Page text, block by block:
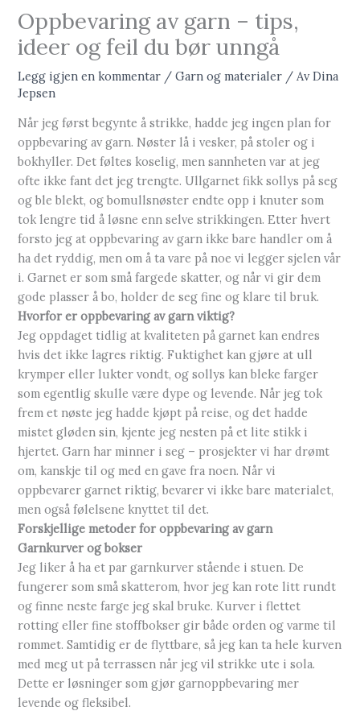
Oppbevaring av garn – tips,
ideer og feil du bør unngå
Legg igjen en kommentar /Garn og materialer / Av Dina
Jepsen
Når jeg først begynte å strikke, hadde jeg ingen plan for
oppbevaring av garn. Nøster lå i vesker, på stoler og i
bokhyller. Det føltes koselig, men sannheten var at jeg
ofte ikke fant det jeg trengte. Ullgarnet fikk sollys på seg
og ble blekt, og bomullsnøster endte opp i knuter som
tok lengre tid å løsne enn selve strikkingen. Etter hvert
forsto jeg at oppbevaring av garn ikke bare handler om å
ha det ryddig, men om å ta vare på noe vi legger sjelen vår
i. Garnet er som små fargede skatter, og når vi gir dem
gode plasser å bo, holder de seg fine og klare til bruk.
Hvorfor er oppbevaring av garn viktig?
Jeg oppdaget tidlig at kvaliteten på garnet kan endres
hvis det ikke lagres riktig. Fuktighet kan gjøre at ull
krymper eller lukter vondt, og sollys kan bleke farger
som egentlig skulle være dype og levende. Når jeg tok
frem et nøste jeg hadde kjøpt på reise, og det hadde
mistet gløden sin, kjente jeg nesten på et lite stikk i
hjertet. Garn har minner i seg – prosjekter vi har drømt
om, kanskje til og med en gave fra noen. Når vi
oppbevarer garnet riktig, bevarer vi ikke bare materialet,
men også følelsene knyttet til det.
Forskjellige metoder for oppbevaring av garn
Garnkurver og bokser
Jeg liker å ha et par garnkurver stående i stuen. De
fungerer som små skatterom, hvor jeg kan rote litt rundt
og finne neste farge jeg skal bruke. Kurver i flettet
rotting eller fine stoffbokser gir både orden og varme til
rommet. Samtidig er de flyttbare, så jeg kan ta hele kurven
med meg ut på terrassen når jeg vil strikke ute i sola.
Dette er løsninger som gjør garnoppbevaring mer
levende og fleksibel.